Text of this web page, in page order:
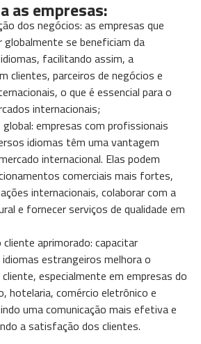
as empresas:
dos negócios: as empresas que
globalmente se beneficiam da
facilitando assim, a
clientes, parceiros de negócios e
o que é essencial para o
internacionais;
empresas com profissionais
idiomas têm uma vantagem
internacional. Elas podem
comerciais mais fortes,
internacionais, colaborar com a
e fornecer serviços de qualidade em
aprimorado: capacitar
estrangeiros melhora o
especialmente em empresas do
hotelaria, comércio eletrônico e
uma comunicação mais efetiva e
a satisfação dos clientes.